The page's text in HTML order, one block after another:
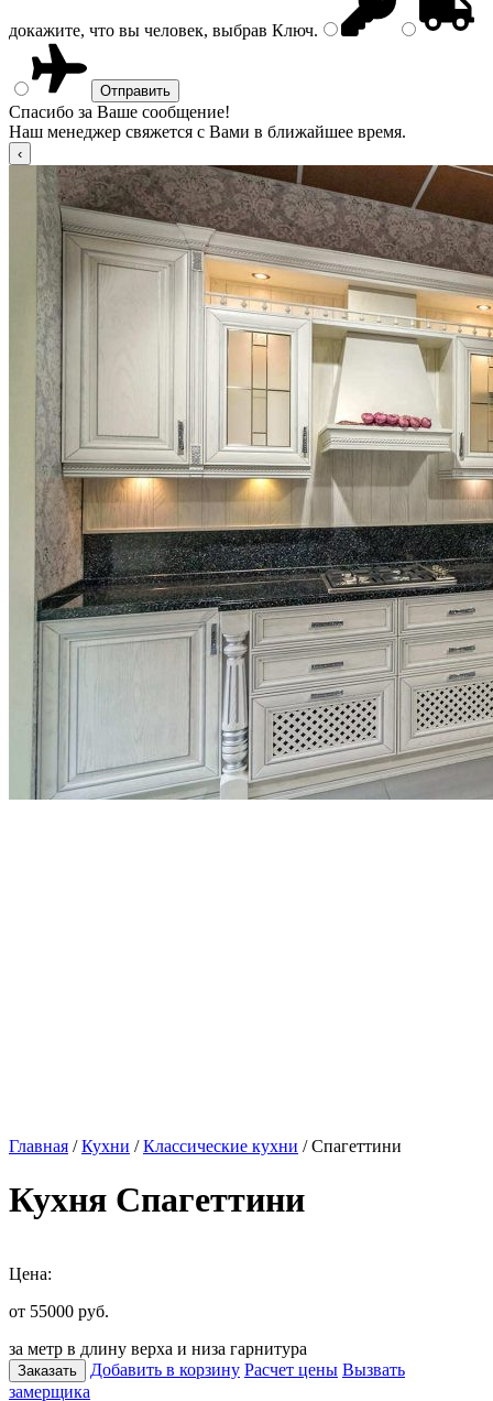
докажите, что вы человек, выбрав Ключ.
Спасибо за Ваше сообщение!
Наш менеджер свяжется с Вами в ближайшее время.
Главная /Кухни /Классические кухни / Спагеттини
Кухня Спагеттини
Цена:
от 55000 руб.
за метр в длину верха и низа гарнитура
Заказать Добавить в корзину Расчет цены Вызвать
замерщика